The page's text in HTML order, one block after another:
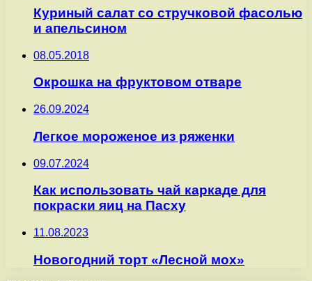
Куриный салат со стручковой фасолью
и апельсином
08.05.2018
Окрошка на фруктовом отваре
26.09.2024
Легкое мороженое из ряженки
09.07.2024
Как использовать чай каркаде для
покраски яиц на Пасху
11.08.2023
Новогодний торт «Лесной мох»